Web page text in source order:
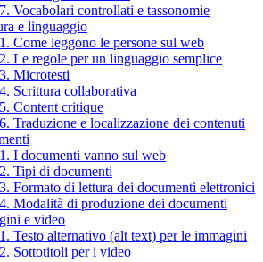
Vocabolari controllati e tassonomie
e linguaggio
Come leggono le persone sul web
Le regole per un linguaggio semplice
Microtesti
Scrittura collaborativa
Content critique
Traduzione e localizzazione dei contenuti
I documenti vanno sul web
Tipi di documenti
Formato di lettura dei documenti elettronici
Modalità di produzione dei documenti
e video
Testo alternativo (alt text) per le immagini
Sottotitoli per i video